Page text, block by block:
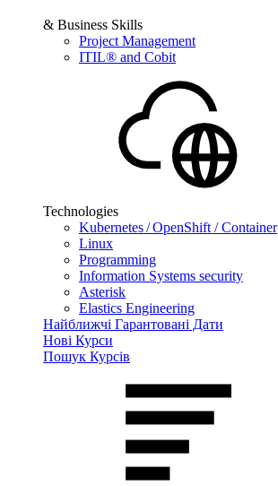
& Business Skills
Project Management
ITIL® and Cobit
Technologies
Kubernetes / OpenShift / Container
Linux
Programming
Information Systems security
Asterisk
Elastics Engineering
Найближчі Гарантовані Дати
Нові Курси
Пошук Курсів